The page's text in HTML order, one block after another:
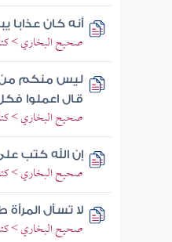
أنه كان عذابا
صحيح البخاري >
ليس منكم من
قال اعملوا
صحيح البخاري >
إن الله كتب
صحيح البخاري >
لا تسأل
صحيح البخاري >